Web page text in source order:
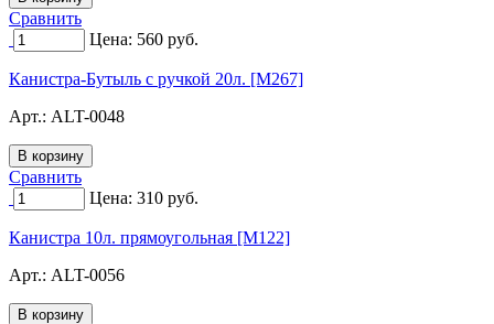
Сравнить
Цена: 560 руб.
Канистра-Бутыль с ручкой 20л. [M267]
Арт.: ALT-0048
Сравнить
Цена: 310 руб.
Канистра 10л. прямоугольная [M122]
Арт.: ALT-0056